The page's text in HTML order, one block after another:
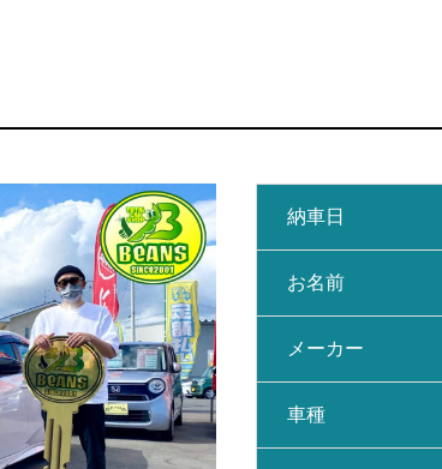
納車日
お名前
メーカー
車種